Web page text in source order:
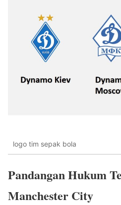
logo tim sepak bola
Pandangan Hukum
Manchester City